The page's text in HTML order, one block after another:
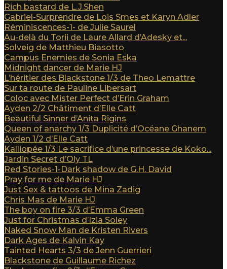
Rich bastard de L.J.Shen
Gabriel-Surprendre de Lois Smes et Karyn Adler
Réminiscences-1- de Julie Saurel
Au-delà du Torii de Laure Allard d’Adesky et...
Solveig de Matthieu Biasotto
Campus Enemies de Sonia Eska
Midnight dancer de Marie HJ
L’héritier des Blackstone 1/3 de Theo Lemattre
Sur ta route de Pauline Libersart
Coloc avec Mister Perfect d’Erin Graham
Ayden 2/2 Châtiment d’Elle Catt
Beautiful Sinner d’Anita Rigins
Queen of anarchy 1/3 Duplicité d’Océane Ghanem
Ayden 1/2 d’Elle Catt
Kalliopée 1/3 Le sacrifice d’une princesse de Koko...
Jardin Secret d’Oly TL
Red Stories-1-Dark shadow de G.H. David
Pray for me de Marie HJ
Just Sex & tattoos de Mina Zadig
Chris Mas de Marie HJ
The boy on fire 3/3 d’Emma Green
Just for Christmas d’Izia Soley
Naked Snow Man de Kristen Rivers
Dark Ages de Kalvin Kay
Tainted Hearts 3/3 de Jenn Guerrieri
Blackstone de Guillaume Richez